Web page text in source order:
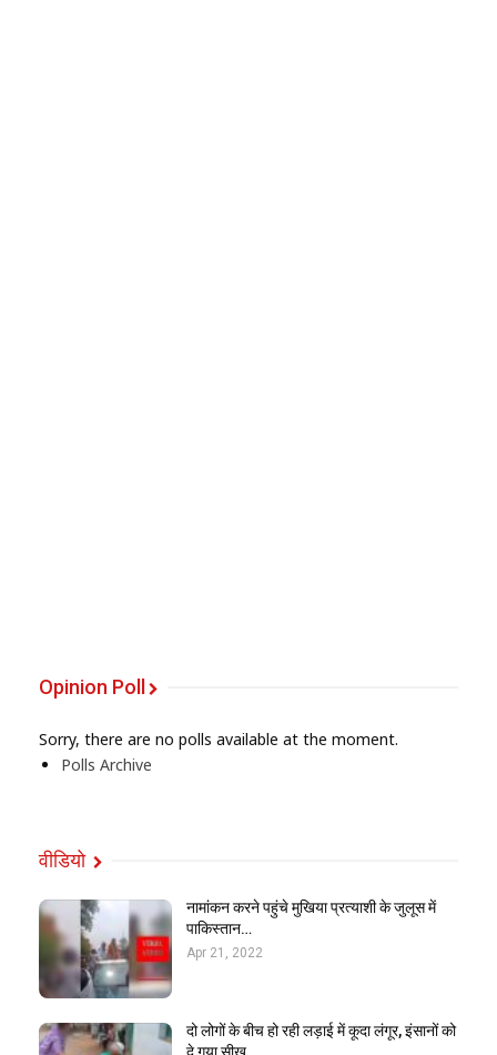
Opinion Poll
Sorry, there are no polls available at the moment.
Polls Archive
वीडियो
नामांकन करने पहुंचे मुखिया प्रत्याशी के जुलूस में
पाकिस्तान…
Apr 21, 2022
दो लोगों के बीच हो रही लड़ाई में कूदा लंगूर, इंसानों को
दे गया सीख